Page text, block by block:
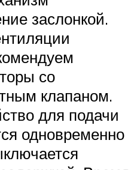
заслонкой.
со
клапаном.
для подачи
одновременно